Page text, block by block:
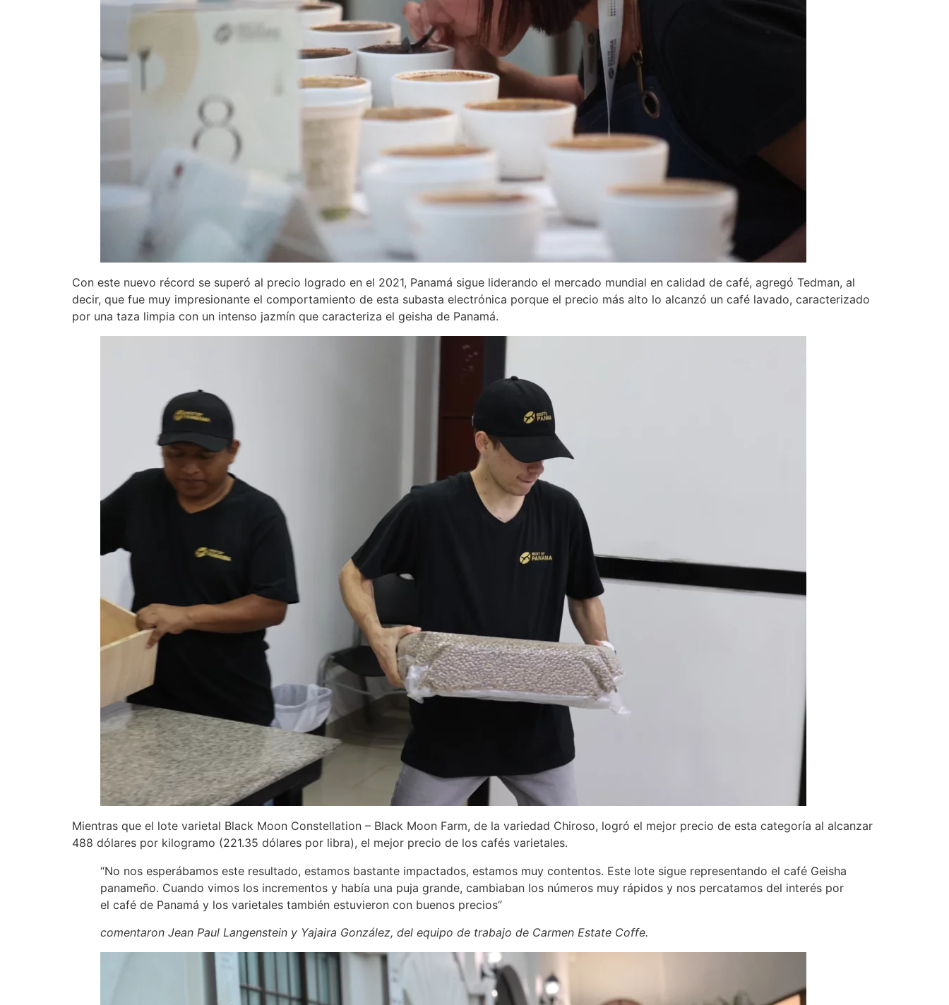
Con este nuevo récord se superó al precio logrado en el 2021, Panamá sigue liderando el mercado mundial en calidad de café, agregó Tedman, al
decir, que fue muy impresionante el comportamiento de esta subasta electrónica porque el precio más alto lo alcanzó un café lavado, caracterizado
por una taza limpia con un intenso jazmín que caracteriza el geisha de Panamá.
Mientras que el lote varietal Black Moon Constellation – Black Moon Farm, de la variedad Chiroso, logró el mejor precio de esta categoría al alcanzar
488 dólares por kilogramo (221.35 dólares por libra), el mejor precio de los cafés varietales.
“No nos esperábamos este resultado, estamos bastante impactados, estamos muy contentos. Este lote sigue representando el café Geisha
panameño. Cuando vimos los incrementos y había una puja grande, cambiaban los números muy rápidos y nos percatamos del interés por
el café de Panamá y los varietales también estuvieron con buenos precios”
comentaron Jean Paul Langenstein y Yajaira González, del equipo de trabajo de Carmen Estate Coffe.